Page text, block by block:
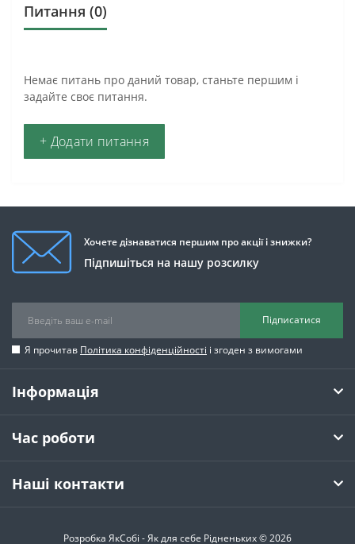
Питання (0)
Немає питань про даний товар, станьте першим і
задайте своє питання.
+ Додати питання
Хочете дізнаватися першим про акції і знижки?
Підпишіться на нашу розсилку
Підписатися
Я прочитав Політика конфіденційності і згоден з вимогами
Інформація
Час роботи
Наші контакти
Розробка ЯкСобі - Як для себе Рідненьких © 2026